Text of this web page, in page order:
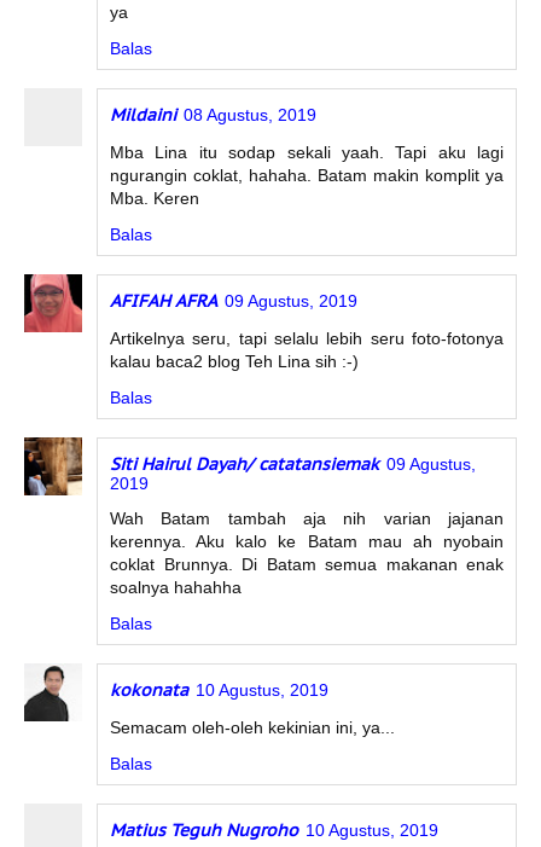
ya
Balas
Mildaini 08 Agustus, 2019
Mba Lina itu sodap sekali yaah. Tapi aku lagi
ngurangin coklat, hahaha. Batam makin komplit ya
Mba. Keren
Balas
AFIFAH AFRA 09 Agustus, 2019
Artikelnya seru, tapi selalu lebih seru foto-fotonya
kalau baca2 blog Teh Lina sih :-)
Balas
Siti Hairul Dayah/ catatansiemak 09 Agustus,
2019
Wah Batam tambah aja nih varian jajanan
kerennya. Aku kalo ke Batam mau ah nyobain
coklat Brunnya. Di Batam semua makanan enak
soalnya hahahha
Balas
kokonata 10 Agustus, 2019
Semacam oleh-oleh kekinian ini, ya...
Balas
Matius Teguh Nugroho 10 Agustus, 2019